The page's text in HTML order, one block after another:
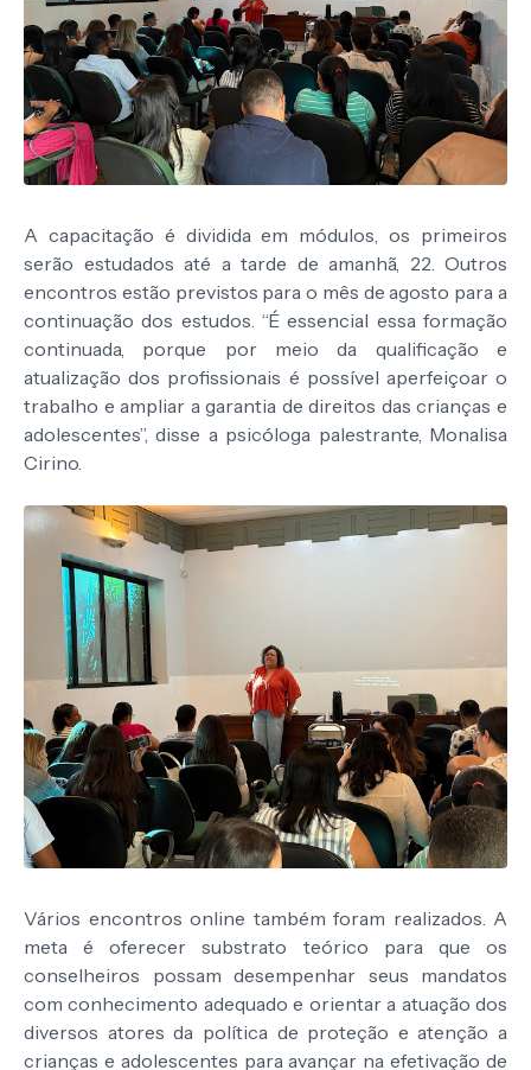
A capacitação é dividida em módulos, os primeiros
serão estudados até a tarde de amanhã, 22. Outros
encontros estão previstos para o mês de agosto para a
continuação dos estudos. “É essencial essa formação
continuada, porque por meio da qualificação e
atualização dos profissionais é possível aperfeiçoar o
trabalho e ampliar a garantia de direitos das crianças e
adolescentes”, disse a psicóloga palestrante, Monalisa
Cirino.
Vários encontros online também foram realizados. A
meta é oferecer substrato teórico para que os
conselheiros possam desempenhar seus mandatos
com conhecimento adequado e orientar a atuação dos
diversos atores da política de proteção e atenção a
crianças e adolescentes para avançar na efetivação de